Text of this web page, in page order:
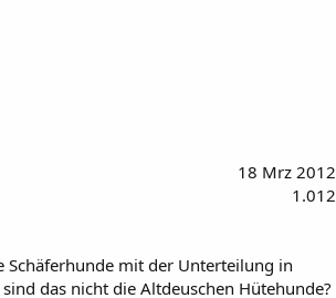
18 Mrz 2012
1.012
Schäferhunde mit der Unterteilung in
das nicht die Altdeuschen Hütehunde?